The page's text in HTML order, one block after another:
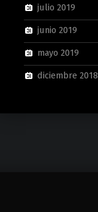
julio 2019
junio 2019
mayo 2019
diciembre 2018